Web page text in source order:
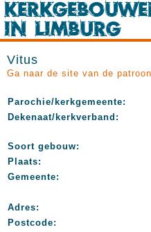
Vitus
Ga naar de site van de
Parochie/kerkgemeente:
Dekenaat/kerkverband:
Soort gebouw:
Plaats:
Gemeente:
Adres:
Postcode: